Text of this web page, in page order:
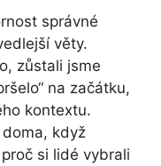
správné
věty.
zůstali jsme
na začátku,
kontextu.
když
si lidé vybrali